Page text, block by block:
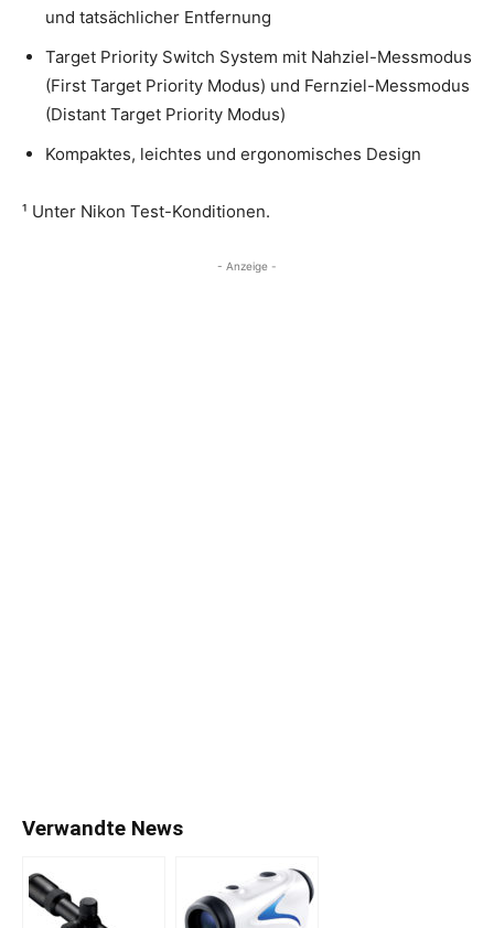
und tatsächlicher Entfernung
Target Priority Switch System mit Nahziel-Messmodus
(First Target Priority Modus) und Fernziel-Messmodus
(Distant Target Priority Modus)
Kompaktes, leichtes und ergonomisches Design
¹ Unter Nikon Test-Konditionen.
- Anzeige -
Verwandte News